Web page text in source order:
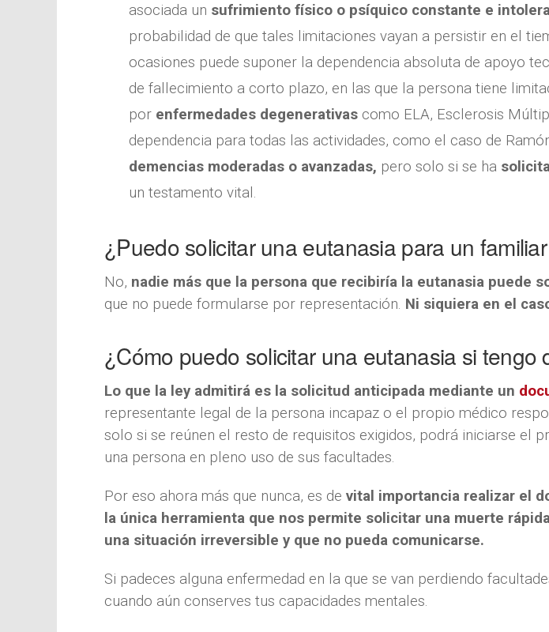
asociada un sufrimiento físico o psíquico constante e
probabilidad de que tales limitaciones vayan a persistir en el
ocasiones puede suponer la dependencia absoluta de apoyo
de fallecimiento a corto plazo, en las que la persona tiene
porenfermedades degenerativascomo ELA, Esclerosis
dependencia para todas las actividades, como el caso de
demencias moderadas o avanzadas, pero solo si se ha
un testamento vital.
¿Puedo solicitar una eutanasia para un
No, nadie más que la persona que recibiría la eutanasia puede
que no puede formularse por representación. Ni siquiera en el
¿Cómo puedo solicitar una eutanasia si
Lo que la ley admitirá es la solicitud anticipada mediante un
representante legal de la persona incapaz o el propio médico
solo si se reúnen el resto de requisitos exigidos, podrá iniciarse el
una persona en pleno uso de sus facultades.
Por eso ahora más que nunca, es de vital importancia realizar el
la única herramienta que nos permite solicitar una muerte
una situación irreversible y que no pueda comunicarse.
Si padeces alguna enfermedad en la que se van perdiendo
cuando aún conserves tus capacidades mentales.